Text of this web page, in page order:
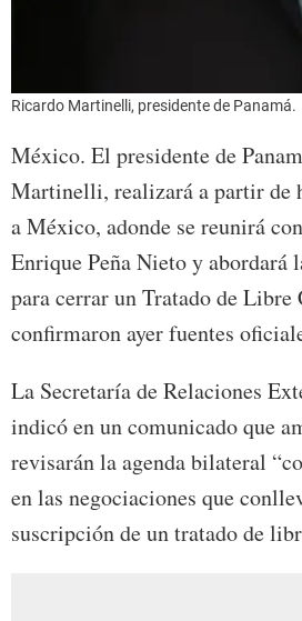
Ricardo Martinelli, presidente de Panamá.
México. El presidente de
Martinelli, realizará a partir de
a México, adonde se reunirá
Enrique Peña Nieto y abordará
para cerrar un Tratado de Libre
confirmaron ayer fuentes
La Secretaría de Relaciones
indicó en un comunicado que
revisarán la agenda bilateral
en las negociaciones que
suscripción de un tratado de